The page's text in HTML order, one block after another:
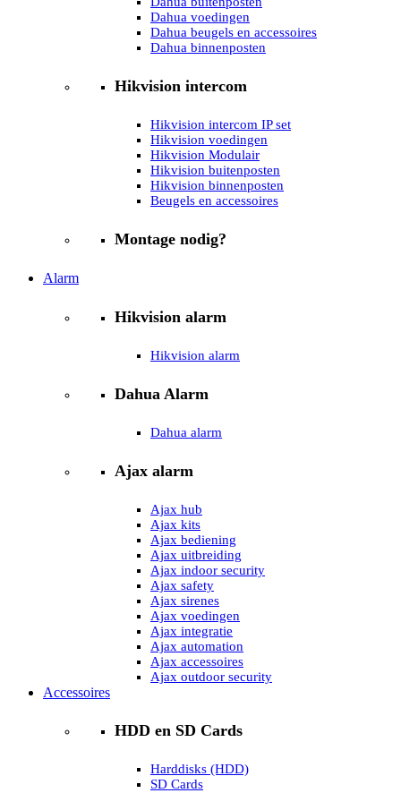
Dahua voedingen
Dahua beugels en accessoires
Dahua binnenposten
Hikvision intercom
Hikvision intercom IP set
Hikvision voedingen
Hikvision Modulair
Hikvision buitenposten
Hikvision binnenposten
Beugels en accessoires
Montage nodig?
Alarm
Hikvision alarm
Hikvision alarm
Dahua Alarm
Dahua alarm
Ajax alarm
Ajax hub
Ajax kits
Ajax bediening
Ajax uitbreiding
Ajax indoor security
Ajax safety
Ajax sirenes
Ajax voedingen
Ajax integratie
Ajax automation
Ajax accessoires
Ajax outdoor security
Accessoires
HDD en SD Cards
Harddisks (HDD)
SD Cards